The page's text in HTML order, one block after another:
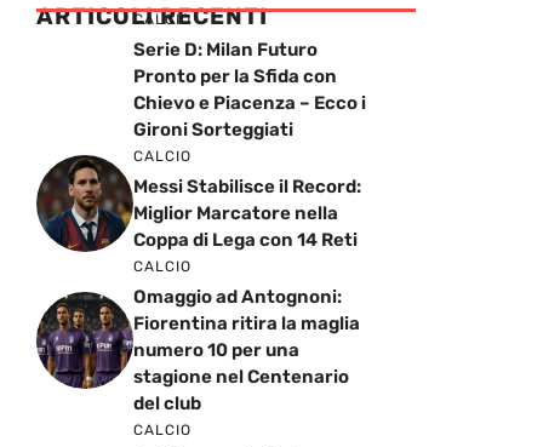
ARTICOLI RECENTI
CALCIO
Serie D: Milan Futuro
Pronto per la Sfida con
Chievo e Piacenza – Ecco i
Gironi Sorteggiati
CALCIO
Messi Stabilisce il Record:
Miglior Marcatore nella
Coppa di Lega con 14 Reti
CALCIO
Omaggio ad Antognoni:
Fiorentina ritira la maglia
numero 10 per una
stagione nel Centenario
del club
CALCIO